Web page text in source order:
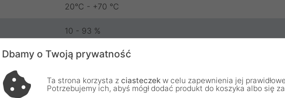
20°C - +70 °C
10 - 93 %
0.02 W
Touchme
Dbamy o Twoją prywatność
Ta strona korzysta z ciasteczek w celu zapewnienia jej
Potrzebujemy ich, abyś mógł dodać produkt do koszyka albo się